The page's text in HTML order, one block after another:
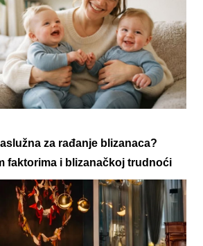
za rađanje blizanaca?
faktorima i blizanačkoj trudnoći